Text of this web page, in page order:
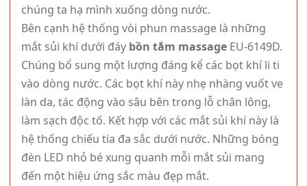
chúng ta hạ mình xuống dòng nước.
Bên cạnh hệ thống vòi phun massage là những
mắt sủi khí dưới đáy bồn tắm massage EU-6149D.
Chúng bổ sung một lượng đáng kể các bọt khí li ti
vào dòng nước. Các bọt khí này nhẹ nhàng vuốt ve
làn da, tác động vào sâu bên trong lỗ chân lông,
làm sạch độc tố. Kết hợp với các mắt sủi khí này là
hệ thống chiếu tia đa sắc dưới nước. Những bóng
đèn LED nhỏ bé xung quanh mỗi mắt sủi mang
đến một hiệu ứng sắc màu đẹp mắt.